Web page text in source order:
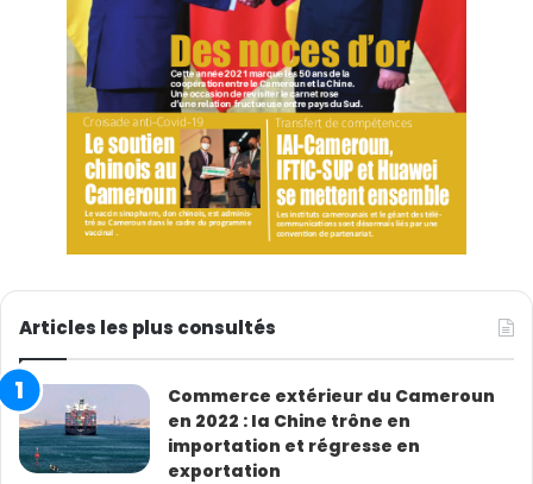
Articles les plus consultés
Commerce extérieur du Cameroun
en 2022 : la Chine trône en
importation et régresse en
exportation